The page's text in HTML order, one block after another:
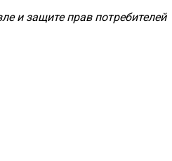
и защите прав потребителей